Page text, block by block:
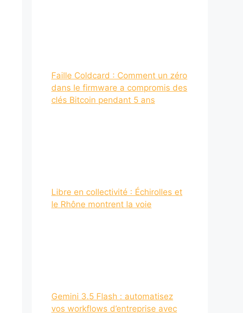
Faille Coldcard : Comment un zéro
dans le firmware a compromis des
clés Bitcoin pendant 5 ans
Libre en collectivité : Échirolles et
le Rhône montrent la voie
Gemini 3.5 Flash : automatisez
vos workflows d’entreprise avec